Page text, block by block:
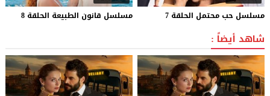
مسلسل حب محتمل الحلقة 7 مسلسل قانون الطبيعة الحلقة 8
شاهد أيضاً :